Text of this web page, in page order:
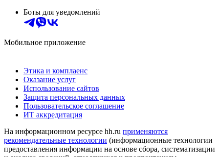
Боты для уведомлений
Мобильное приложение
Этика и комплаенс
Оказание услуг
Использование сайтов
Защита персональных данных
Пользовательское соглашение
ИТ аккредитация
На информационном ресурсе hh.ru применяются
рекомендательные технологии (информационные технологии
предоставления информации на основе сбора, систематизации